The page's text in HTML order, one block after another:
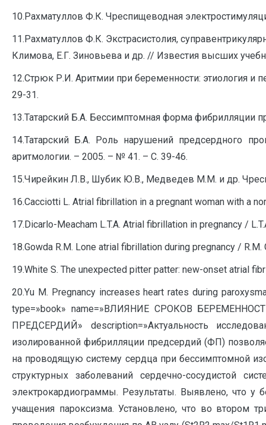
10.Рахматуллов Ф.К. Чреспищеводная
11.Рахматуллов Ф.К. Экстрасистолия,
Климова, Е.Г. Зиновьева и др. // Известия высших
12.Стрюк Р.И. Аритмии при беременности: этиология
29-31.
13.Татарский Б.А. Бессимптомная форма фибрилляции
14.Татарский Б.А. Роль нарушений предсердного
аритмологии. – 2005. – № 41. – С. 39-46.
15.Чирейкин Л.В., Шубик Ю.В., Медведев М.М. и др.
16.Cacciotti L. Atrial fibrillation in a pregnant woman with a
17.Dicarlo-Meacham L.T.A. Atrial fibrillation in pregnancy /
18.Gowda R.M. Lone atrial fibrillation during pregnancy /
19.White S. The unexpected pitter patter: new-onset atrial
20.Yu M. Pregnancy increases heart rates during
type=»book» name=»ВЛИЯНИЕ СРОКОВ
ПРЕДСЕРДИЙ» description=»Актуальность
изолированной фибрилляции предсердий (ФП)
на проводящую систему сердца при бессимптомной
структурных заболеваний сердечно-сосудистой
электрокардиограммы. Результаты. Выявлено, что
учащения пароксизма. Установлено, что во втором